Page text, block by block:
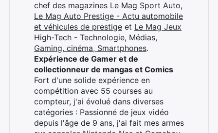
chef des magazines Le Mag Sport Auto,
Le Mag Auto Prestige - Actu automobile
et véhicules de prestige et Le Mag Jeux
High-Tech - Technologie, Médias,
Gaming, cinéma, Smartphones.
Expérience de Gamer et de
collectionneur de mangas et Comics
Fort d'une solide expérience en
compétition avec 55 courses au
compteur, j'ai évolué dans diverses
catégories : Passionné de jeux vidéo
depuis l'âge de 9 ans, j'ai fait mes armes